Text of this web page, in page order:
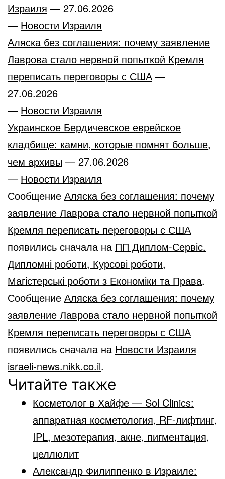
Израиля — 27.06.2026
— Новости Израиля
Аляска без соглашения: почему заявление
Лаврова стало нервной попыткой Кремля
переписать переговоры с США—
27.06.2026
— Новости Израиля
Украинское Бердичевское еврейское
кладбище: камни, которые помнят больше,
чем архивы — 27.06.2026
— Новости Израиля
Сообщение Аляска без соглашения: почему
заявление Лаврова стало нервной попыткой
Кремля переписать переговоры с США
появились сначала на ПП Диплом-Сервіс.
Дипломні роботи, Курсові роботи,
Магістерські роботи з Економіки та Права.
Сообщение Аляска без соглашения: почему
заявление Лаврова стало нервной попыткой
Кремля переписать переговоры с США
появились сначала на Новости Израиля
israeli-news.nikk.co.il.
Читайте также
Косметолог в Хайфе — Sol Clinics:
аппаратная косметология, RF-лифтинг,
IPL, мезотерапия, акне, пигментация,
целлюлит
Александр Филиппенко в Израиле: